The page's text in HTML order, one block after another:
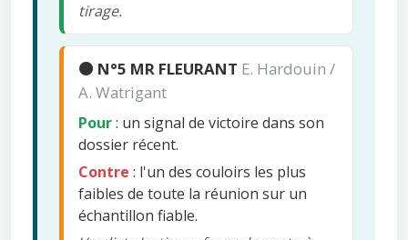
tirage.
🟠 N°5 MR FLEURANT E. Hardouin /
A. Watrigant
Pour: un signal de victoire dans son
dossier récent.
Contre : l'un des couloirs les plus
faibles de toute la réunion sur un
échantillon fiable.